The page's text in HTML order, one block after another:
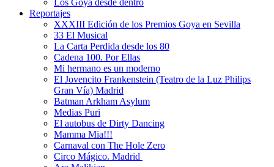
Los Goya desde dentro
Reportajes
XXXIII Edición de los Premios Goya en Sevilla
33 El Musical
La Carta Perdida desde los 80
Cadena 100. Por Ellas
Mi hermano es un moderno
El Jovencito Frankenstein (Teatro de la Luz Philips
Gran Vía) Madrid
Batman Arkham Asylum
Medias Puri
El autobus de Dirty Dancing
Mamma Mia!!!
Carnaval con The Hole Zero
Circo Mágico. Madrid